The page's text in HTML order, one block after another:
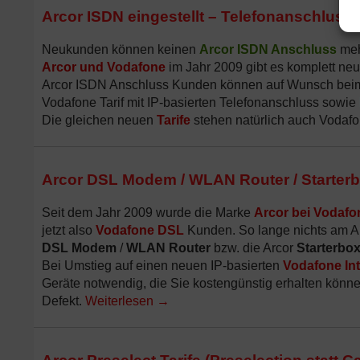
Arcor ISDN eingestellt – Telefonanschluss
Neukunden können keinen Arcor ISDN Anschluss
Arcor und Vodafone im Jahr 2009 gibt es komplett
Arcor ISDN Anschluss Kunden können auf Wunsch
Vodafone Tarif mit IP-basierten Telefonanschluss sowie
Die gleichen neuen Tarife stehen natürlich auch
Arcor DSL Modem / WLAN Router /
Seit dem Jahr 2009 wurde die Marke Arcor bei
jetzt also Vodafone DSL Kunden. So lange nichts am
DSL Modem / WLAN Router bzw. die Arcor Starterbox
Bei Umstieg auf einen neuen IP-basierten Vodafone
Geräte notwendig, die Sie kostengünstig erhalten
Defekt. Weiterlesen →